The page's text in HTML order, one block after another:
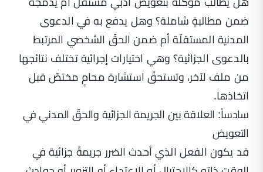
هل يطالب موكّله بتعويض أدبي مستقلّ أم يدمجه
ضمن مطالبةٍ شاملة؟ وهل يدفع به في الدعوى
المدنية المستقلّة أم ضمن الحقّ الشخصي المرتبط
بالدعوى الجزائية؟ وهي اختيارات إجرائية تختلف نتائجها
من ملف لآخر، وتستحقّ استشارة محامٍ مختصّ قبل
اتخاذها.
سادساً: العلاقة بين الجريمة الجزائية والحقّ المدني في
التعويض
قد يكون الفعل الذي أحدث الضرر جريمةً جزائية في